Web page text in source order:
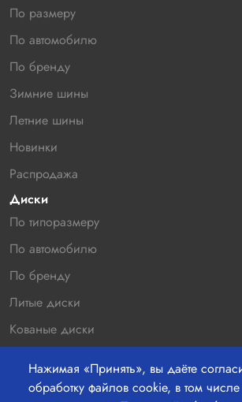
Нажимая «Принять», вы даёте
обработку файлов cookie, в том числе
По размеру
По автомобилю
По бренду
Зимние шины
Летние шины
Новинки
Распродажа
Диски
По типоразмеру
По автомобилю
По бренду
Литые диски
Кованые диски
Распродажа